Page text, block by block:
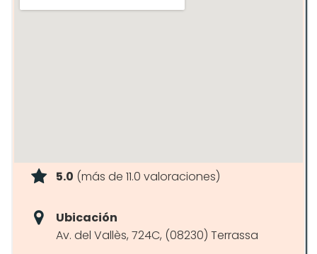
5.0 (más de 11.0 valoraciones)
Ubicación
Av. del Vallès, 724C, (08230) Terrassa